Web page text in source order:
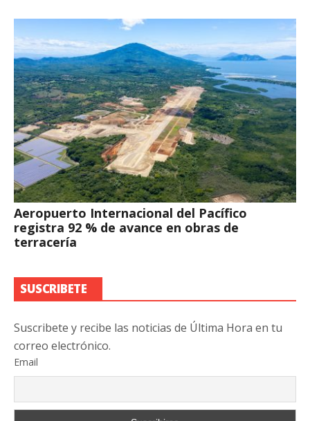
Aeropuerto Internacional del Pacífico
registra 92 % de avance en obras de
terracería
SUSCRIBETE
Suscribete y recibe las noticias de Última Hora en tu
correo electrónico.
Email